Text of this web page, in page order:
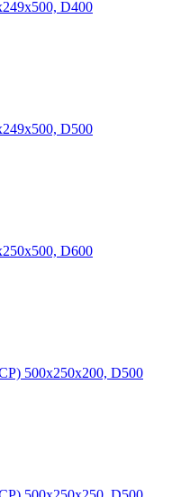
D400
D500
D600
500х250х200, D500